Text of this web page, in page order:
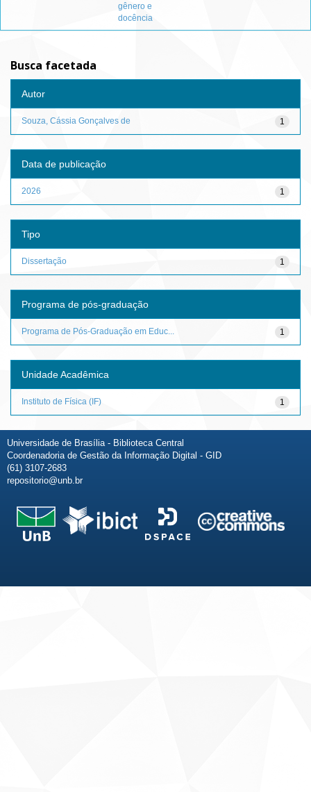
gênero e
docência
Busca facetada
Autor
1
Souza, Cássia Gonçalves de
Data de publicação
1
2026
Tipo
1
Dissertação
Programa de pós-graduação
1
Programa de Pós-Graduação em Educ...
Unidade Acadêmica
1
Instituto de Física (IF)
Universidade de Brasília - Biblioteca Central
Coordenadoria de Gestão da Informação Digital - GID
(61) 3107-2683
repositorio@unb.br